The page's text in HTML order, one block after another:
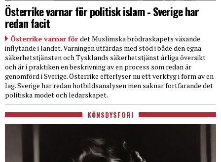
Österrike varnar för politisk islam - Sverige har
redan facit
Österrike varnar för det Muslimska brödraskapets växande
inflytande i landet. Varningen utfärdas med stöd i både den egna
säkerhetstjänsten och Tysklands säkerhetstjänst årliga översikt
och är i praktiken en beskrivning av en process som redan är
genomförd i Sverige. Österrike efterlyser nu ett verktyg i form av en
lag. Sverige har redan hotbildsanalysen men saknar fortfarande det
politiska modet och ledarskapet.
KÖNSDYSFORI